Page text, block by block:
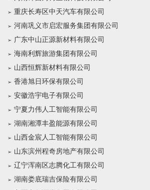
重庆长寿区中天汽车有限公司
河南巩义市启宏服务集团有限公司
广东中山正源新材料有限公司
海南利辉旅游集团有限公司
山西恒辉新材料有限公司
香港旭日环保有限公司
安徽浩宇电子有限公司
宁夏力伟人工智能有限公司
湖南湘潭丰盈能源有限公司
山西金宸人工智能有限公司
山东滨州程奇房地产有限公司
辽宁浑南区志腾化工有限公司
湖南娄底瑞吉保险有限公司